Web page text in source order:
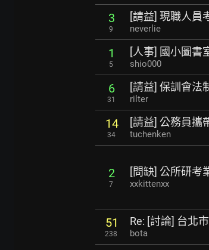
3
9
[請益] 現職人員
neverlie
1
5
[人事] 國小圖書
shio000
6
31
[請益] 保訓會法
rilter
14
34
[請益] 公務員攜
tuchenken
2
7
[問缺] 公所研考
xxkittenxx
51
238
Re: [討論] 台北
bota